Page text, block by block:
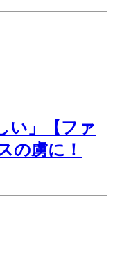
い」【ファ
の虜に！